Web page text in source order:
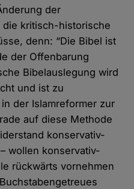
der
kritisch-historische
denn: “Die Bibel ist
der Offenbarung
Bibelauslegung wird
und ist zu
der Islamreformer zur
auf diese Methode
konservativ-
wollen konservativ-
rückwärts vornehmen